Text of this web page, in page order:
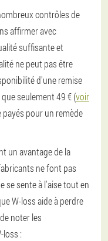
contrôles de
affirmer avec
suffisante et
ne peut pas être
d'une remise
seulement 49 € (voir
pour un remède
un avantage de la
ne font pas
se sente à l'aise tout en
W-loss aide à perdre
noter les
loss :